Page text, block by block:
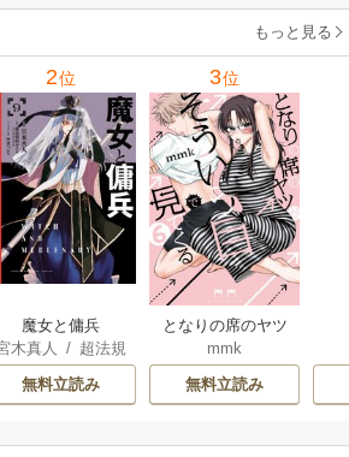
花風花
もっと見る
2位
魔女と傭兵
木真人
/ 超法規
的かえる /
んち
無料立読み
3位
となりの席のヤツ
がそういう目で見
てくる
mmk
無料立読み